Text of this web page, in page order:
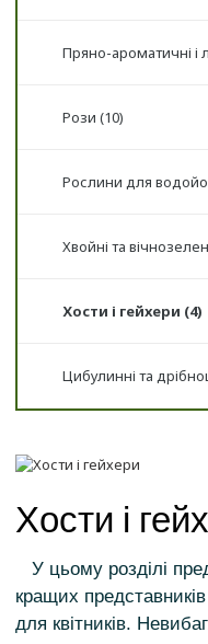
Пряно-ароматичні і
Рози (10)
Рослини для
Хвойні та
Хости і гейхери (4)
Цибулинні та
Хости і
У цьому розділі
кращих
для квітників.